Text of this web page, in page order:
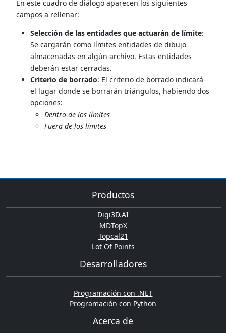
En este cuadro de diálogo aparecen los siguientes
campos a rellenar:
Selección de las entidades que actuarán de límite:
Se cargarán como límites entidades de dibujo
almacenadas en algún archivo. Estas entidades
deberán estar cerradas.
Criterio de borrado: El criterio de borrado indicará
el lugar donde se borrarán triángulos, habiendo dos
opciones:
Dentro de los límites
Fuera de los límites
Productos
Digi3D.AI
MDTopX
Topcal21
Lot Of Points
Desarrolladores
Programación con .NET
Programación con Python
Acerca de